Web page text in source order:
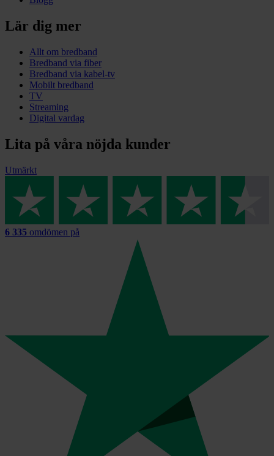
Lär dig mer
Allt om bredband
Bredband via fiber
Bredband via kabel-tv
Mobilt bredband
TV
Streaming
Digital vardag
Lita på våra nöjda kunder
Utmärkt
6 335 omdömen på